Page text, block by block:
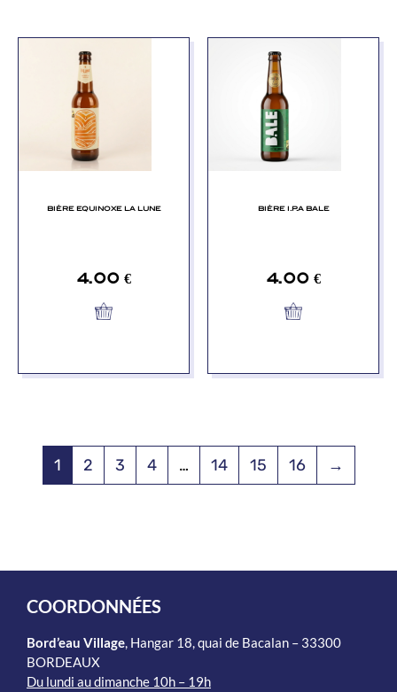
BIÈRE EQUINOXE LA LUNE
4.00 €
BIÈRE I.P.A BALE
4.00 €
1 2 3 4 … 14 15 16 →
COORDONNÉES
Bord’eau Village, Hangar 18, quai de Bacalan – 33300
BORDEAUX
Du lundi au dimanche 10h – 19h